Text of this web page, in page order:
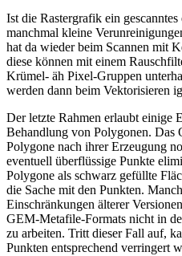
Ist die Rastergrafik ein
manchmal kleine
hat da wieder beim Scannen mit
diese können mit einem
Krümel- äh Pixel-Gruppen
werden dann beim Vektorisieren
Der letzte Rahmen erlaubt einige
Behandlung von Polygonen. Das
Polygone nach ihrer Erzeugung
eventuell überflüssige Punkte
Polygone als schwarz gefüllte
die Sache mit den Punkten.
Einschränkungen älterer
GEM-Metafile-Formats nicht in
zu arbeiten. Tritt dieser Fall auf,
Punkten entsprechend verringert